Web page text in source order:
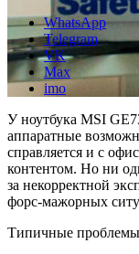
WhatsApp
Telegram
VK
Max
imo
У ноутбука MSI
аппаратные
справляется и с
контентом. Но ни
за некорректной
форс-мажорных
Типичные проблемы